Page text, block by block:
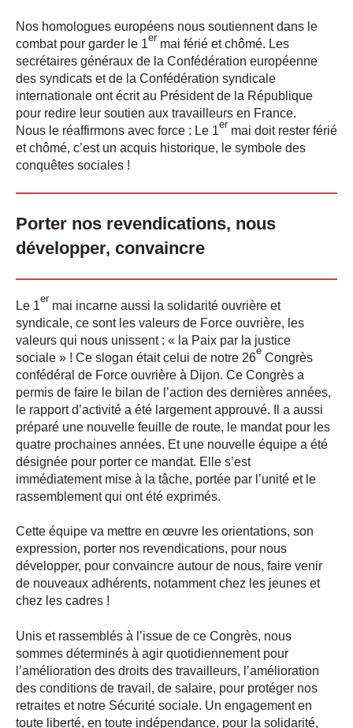
Nos homologues européens nous soutiennent dans le
combat pour garder le 1
er
mai férié et chômé. Les
secrétaires généraux de la Confédération européenne
des syndicats et de la Confédération syndicale
internationale ont écrit au Président de la République
pour redire leur soutien aux travailleurs en France.
Nous le réaffirmons avec force : Le 1
er
mai doit rester férié
et chômé, c’est un acquis historique, le symbole des
conquêtes sociales !
Porter nos revendications, nous
développer, convaincre
Le 1
er
mai incarne aussi la solidarité ouvrière et
syndicale, ce sont les valeurs de Force ouvrière, les
valeurs qui nous unissent : « la Paix par la justice
sociale » ! Ce slogan était celui de notre 26
e
Congrès
confédéral de Force ouvrière à Dijon. Ce Congrès a
permis de faire le bilan de l’action des dernières années,
le rapport d’activité a été largement approuvé. Il a aussi
préparé une nouvelle feuille de route, le mandat pour les
quatre prochaines années. Et une nouvelle équipe a été
désignée pour porter ce mandat. Elle s’est
immédiatement mise à la tâche, portée par l’unité et le
rassemblement qui ont été exprimés.
Cette équipe va mettre en œuvre les orientations, son
expression, porter nos revendications, pour nous
développer, pour convaincre autour de nous, faire venir
de nouveaux adhérents, notamment chez les jeunes et
chez les cadres !
Unis et rassemblés à l’issue de ce Congrès, nous
sommes déterminés à agir quotidiennement pour
l’amélioration des droits des travailleurs, l’amélioration
des conditions de travail, de salaire, pour protéger nos
retraites et notre Sécurité sociale. Un engagement en
toute liberté, en toute indépendance, pour la solidarité,